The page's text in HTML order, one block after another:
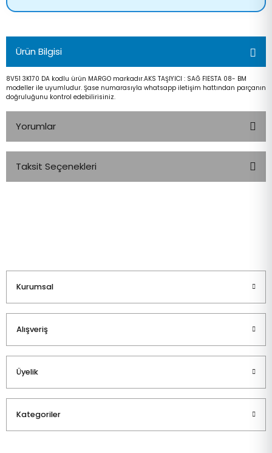
Ürün Bilgisi
8V51 3K170 DA kodlu ürün MARGO markadır.AKS TAŞIYICI : SAĞ FIESTA 08- BM
modeller ile uyumludur. Şase numarasıyla whatsapp iletişim hattından parçanın
doğruluğunu kontrol edebilirisiniz.
Yorumlar
Taksit Seçenekleri
Kurumsal
Alışveriş
Üyelik
Kategoriler